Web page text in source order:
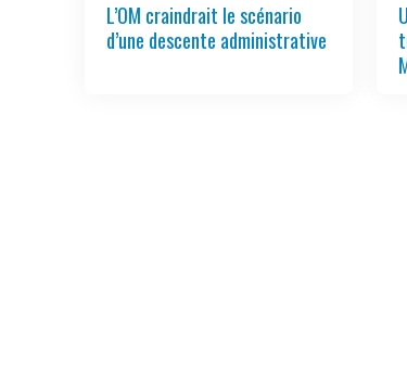
L’OM craindrait le scénario
d’une descente administrative